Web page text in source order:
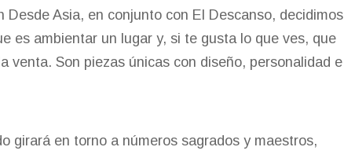
Desde Asia, en conjunto con El Descanso, decidimos
es ambientar un lugar y, si te gusta lo que ves, que
venta. Son piezas únicas con diseño, personalidad e
girará en torno a números sagrados y maestros,